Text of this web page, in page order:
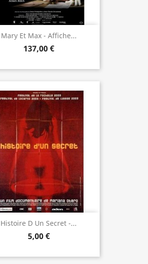
Mary Et Max - Affiche...
137,00 €
Histoire D Un Secret -...
5,00 €